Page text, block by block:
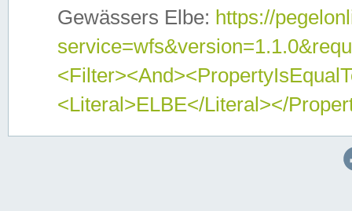
Gewässers Elbe: https://
<Literal>ELBE</Literal></